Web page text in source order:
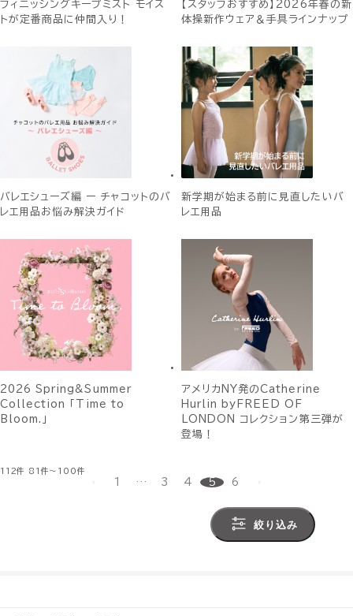
フィニッシングキープミスト モイス
トが定番商品に仲間入り！
【スタッフおすすめ】2026年春の新
体操新作ウェア＆手具ラインナップ
バレエシューズ編 ー チャコットのバ
レエ用品お悩み解決ガイド
新学期が始まる前に見直したいバ
レエ用品
2026 Spring&Summer
Collection 「Time to
Bloom.」
アメリカNY発のCatherine
Hurlin byFREED OF
LONDON コレクション第三弾が
登場！
112件 81件～100件
1 … 3 4 5 6
絞り込み